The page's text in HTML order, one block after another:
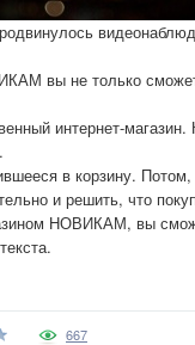
вы не только
интернет-
в корзину.
и решить, что
НОВИКАМ, вы
667